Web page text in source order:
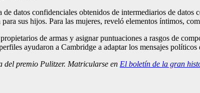
datos confidenciales obtenidos de intermediarios de datos
sus hijos. Para las mujeres, reveló elementos íntimos,
de armas y asignar puntuaciones a rasgos de
ayudaron a Cambridge a adaptar los mensajes
del premio Pulitzer. Matricularse en El boletín de la gran